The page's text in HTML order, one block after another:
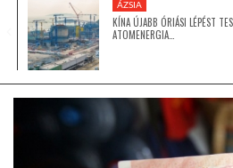
ÁZSIA
LATIN-AMERIKA
ÁZSIA
KÍNA ÚJABB ÓRIÁSI LÉPÉST
ATOMENERGIA…